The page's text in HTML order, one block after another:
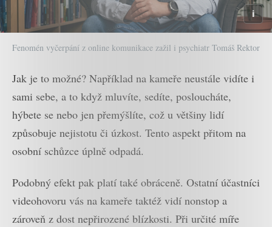
Fenomén vyčerpání z online komunikace zažil i psychiatr Tomáš Rektor
Jak je to možné? Například na kameře neustále vidíte i
sami sebe, a to když mluvíte, sedíte, posloucháte,
hýbete se nebo jen přemýšlíte, což u většiny lidí
způsobuje nejistotu či úzkost. Tento aspekt přitom na
osobní schůzce úplně odpadá.
Podobný efekt pak platí také obráceně. Ostatní účastníci
videohovoru vás na kameře taktéž vidí nonstop a
zároveň z dost nepřirozené blízkosti. Při určité míře